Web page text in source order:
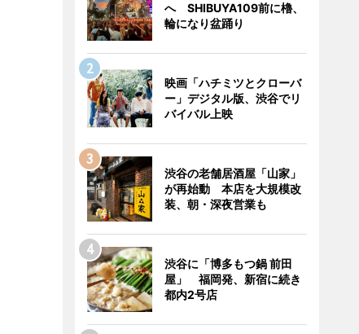
へ SHIBUYA109前に櫓、
輪になり盆踊り
映画「ハチミツとクローバ
ー」デジタル版、渋谷でリ
バイバル上映
渋谷の老舗居酒屋「山家」
が再始動 本店を大規模改
装、朝・深夜営業も
渋谷に「博多もつ鍋 前田
屋」 福岡発、新宿に続き
都内2号店